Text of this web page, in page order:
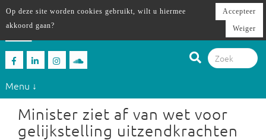
Menu ↓
Minister ziet af van wet voor
gelijkstelling uitzendkrachten
Op deze site worden cookies gebruikt, wilt u hiermee
akkoord gaan?
Accepteer
Weiger